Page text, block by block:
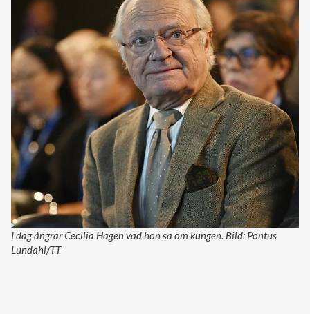
I dag ångrar Cecilia Hagen vad hon sa om kungen. Bild: Pontus
Lundahl/TT